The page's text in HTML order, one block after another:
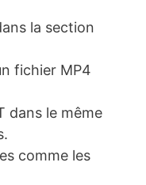
la section
fichier MP4
dans le même
comme les